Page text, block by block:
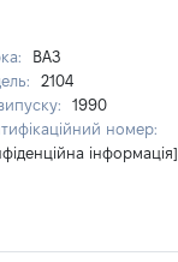
ВАЗ
2104
1990
номер:
інформація]